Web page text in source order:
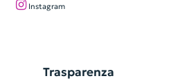
Instagram
Trasparenza